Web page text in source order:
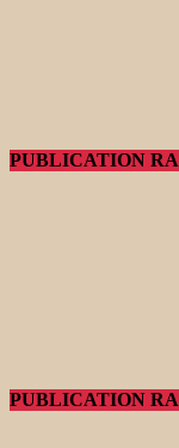
PUBLICATION
PUBLICATION